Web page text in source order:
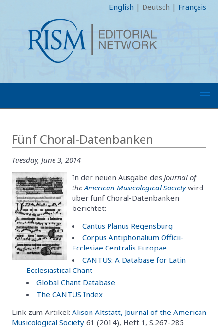
English | Deutsch | Français
Fünf Choral-Datenbanken
Tuesday, June 3, 2014
In der neuen Ausgabe des Journal of
the American Musicological Societywird
über fünf Choral-Datenbanken
berichtet:
Cantus Planus Regensburg
Corpus Antiphonalium Officii-
Ecclesiae Centralis Europae
CANTUS: A Database for Latin
Ecclesiastical Chant
Global Chant Database
The CANTUS Index
Link zum Artikel: Alison Altstatt, Journal of the American
Musicological Society 61 (2014), Heft 1, S.267-285